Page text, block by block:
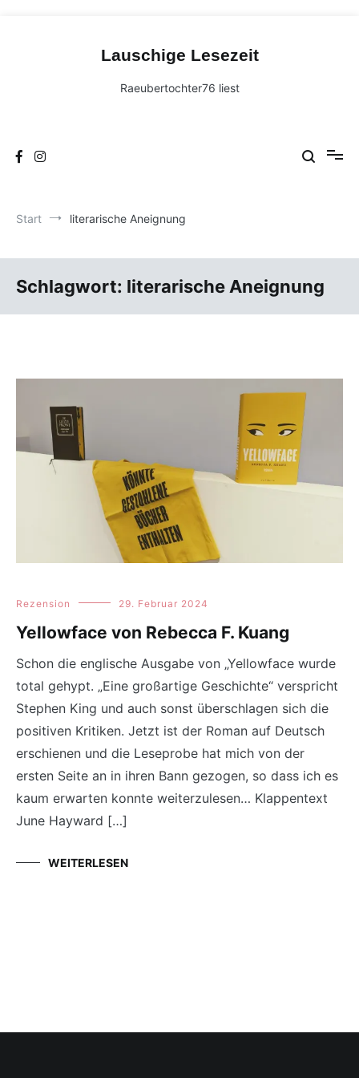
Lauschige Lesezeit
Raeubertochter76 liest
Start literarische Aneignung
Schlagwort: literarische Aneignung
Rezension 29. Februar 2024
Yellowface von Rebecca F. Kuang
Schon die englische Ausgabe von „Yellowface wurde
total gehypt. „Eine großartige Geschichte“ verspricht
Stephen King und auch sonst überschlagen sich die
positiven Kritiken. Jetzt ist der Roman auf Deutsch
erschienen und die Leseprobe hat mich von der
ersten Seite an in ihren Bann gezogen, so dass ich es
kaum erwarten konnte weiterzulesen… Klappentext
June Hayward […]
WEITERLESEN